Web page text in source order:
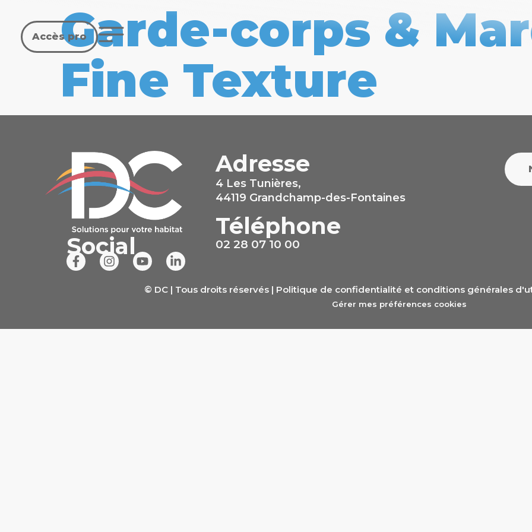
Accès proGarde-corps &
Fine Texture
Social
Adresse
4 Les Tunières,
44119 Grandchamp-des-Fontaines
Téléphone
02 28 07 10 00
© DC | Tous droits réservés | Politique de confidentialité et conditions générales
Gérer mes préférences cookies